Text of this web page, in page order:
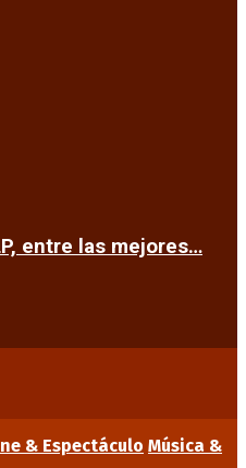
entre las mejores…
& Espectáculo Música &